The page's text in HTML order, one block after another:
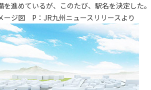
進めているが、このたび、駅名を決定した。
JR九州ニュースリリースより